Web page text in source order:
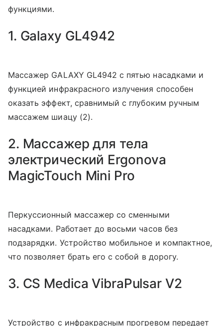
функциями.
1. Galaxy GL4942
Массажер GALAXY GL4942 с пятью насадками и
функцией инфракрасного излучения способен
оказать эффект, сравнимый с глубоким ручным
массажем шиацу (2).
2. Массажер для тела
электрический Ergonova
MagicTouch Mini Pro
Перкуссионный массажер со сменными
насадками. Работает до восьми часов без
подзарядки. Устройство мобильное и компактное,
что позволяет брать его с собой в дорогу.
3. CS Medica VibraPulsar V2
Устройство с инфракрасным прогревом передает